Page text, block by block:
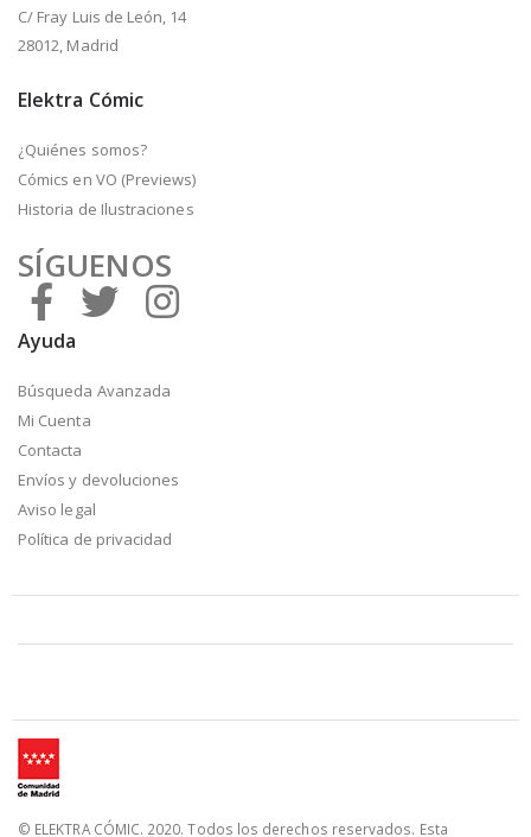
C/ Fray Luis de León, 14
28012, Madrid
Elektra Cómic
¿Quiénes somos?
Cómics en VO (Previews)
Historia de Ilustraciones
SÍGUENOS
Ayuda
Búsqueda Avanzada
Mi Cuenta
Contacta
Envíos y devoluciones
Aviso legal
Política de privacidad
© ELEKTRA CÓMIC. 2020. Todos los derechos reservados. Esta